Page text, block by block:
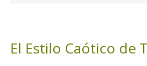
El Estilo Caótico de